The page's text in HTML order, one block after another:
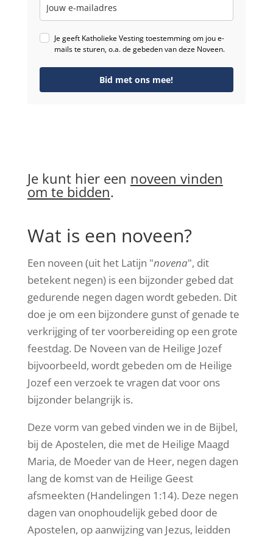
Je geeft Katholieke Vesting toestemming om jou e-
mails te sturen, o.a. de gebeden van deze Noveen.
Bid met ons mee!
Je kunt hier een noveen vinden
om te bidden.
Wat is een noveen?
Een noveen (uit het Latijn "novena", dit
betekent negen) is een bijzonder gebed dat
gedurende negen dagen wordt gebeden. Dit
doe je om een bijzondere gunst of genade te
verkrijging of ter voorbereiding op een grote
feestdag. De Noveen van de Heilige Jozef
bijvoorbeeld, wordt gebeden om de Heilige
Jozef een verzoek te vragen dat voor ons
bijzonder belangrijk is.
Deze vorm van gebed vinden we in de Bijbel,
bij de Apostelen, die met de Heilige Maagd
Maria, de Moeder van de Heer, negen dagen
lang de komst van de Heilige Geest
afsmeekten (Handelingen 1:14). Deze negen
dagen van onophoudelijk gebed door de
Apostelen, op aanwijzing van Jezus, leidden